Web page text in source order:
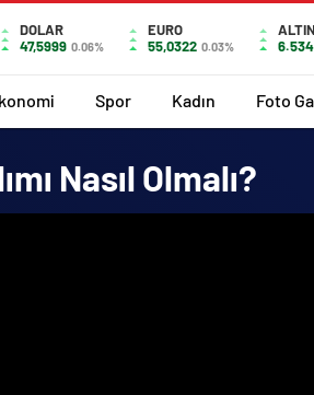
DOLAR
47,5999 0.06%
EURO
55,0322 0.03%
ALTIN
Spor Kadın Foto
Nasıl Olmalı?